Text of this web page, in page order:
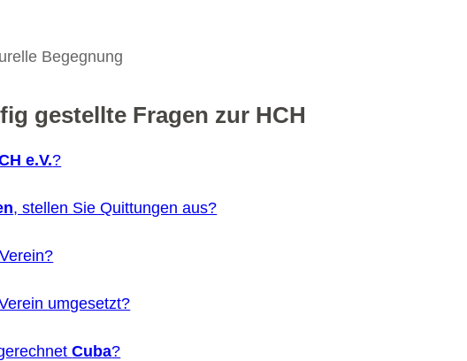
Begegnung
gestellte Fragen zur HCH
e.V.?
, stellen Sie Quittungen aus?
umgesetzt?
Cuba?